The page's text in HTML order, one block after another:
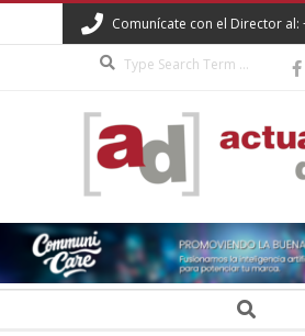
to
Comunícate con el Director al:
ACTUALIDAD
DIGITAL Search